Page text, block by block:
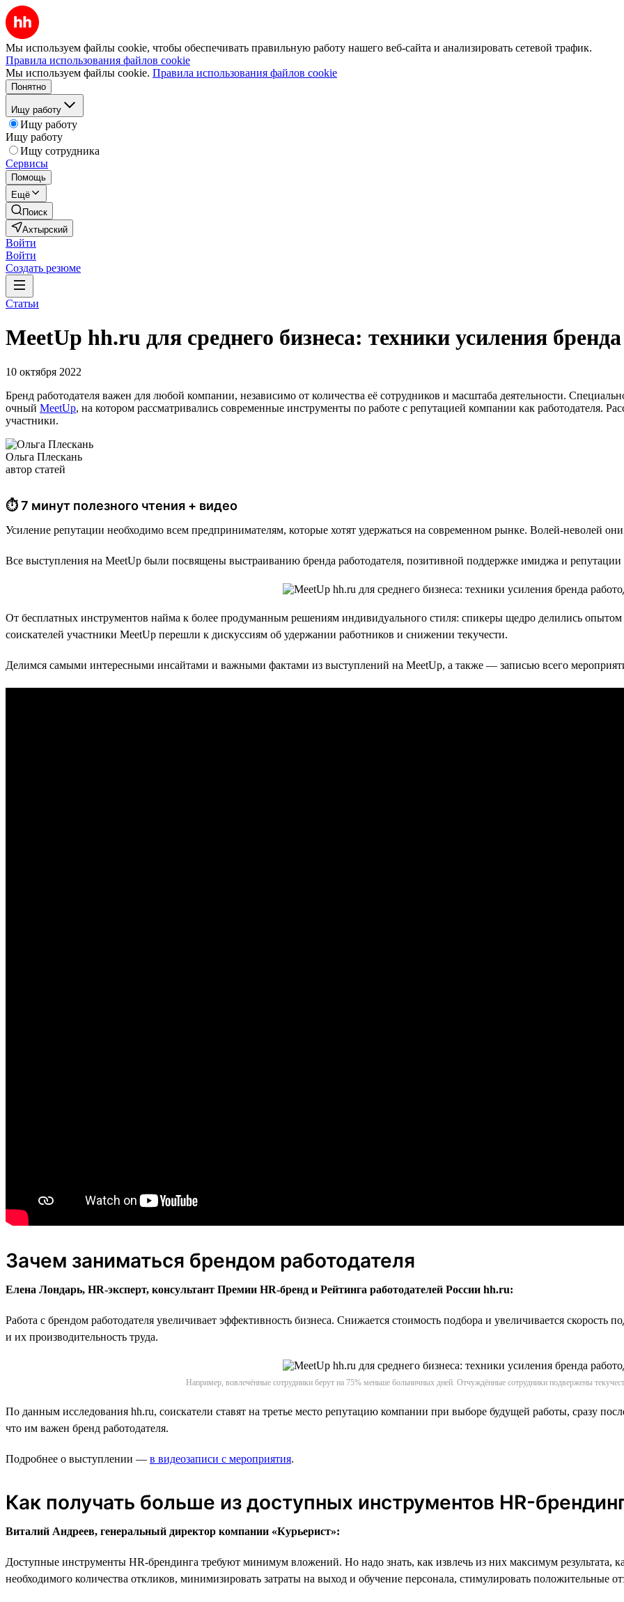
Мы используем файлы cookie, чтобы обеспечивать правильную работу нашего веб-сайта и анализировать сетевой трафик.
Правила использования файлов cookie
Мы используем файлы cookie. Правила использования файлов cookie
Понятно
Ищу работу
Ищу работу
Ищу работу
Ищу сотрудника
Сервисы
Помощь
Ещё
Поиск
Ахтырский
Войти
Войти
Создать резюме
Статьи
MeetUp hh.ru для среднего бизнеса: техники усиления
10 октября 2022
Бренд работодателя важен для любой компании, независимо от количества её сотрудников и масштаба деятельности.
очный MeetUp, на котором рассматривались современные инструменты по работе с репутацией компании как работодателя.
участники.
Ольга Плескань
автор статей
⏱ 7 минут полезного чтения + видео
Усиление репутации необходимо всем предпринимателям, которые хотят удержаться на современном рынке. Волей-неволей
Все выступления на MeetUp были посвящены выстраиванию бренда работодателя, позитивной поддержке имиджа и
От бесплатных инструментов найма к более продуманным решениям индивидуального стиля: спикеры щедро делились
соискателей участники MeetUp перешли к дискуссиям об удержании работников и снижении текучести.
Делимся самыми интересными инсайтами и важными фактами из выступлений на MeetUp, а также — записью всего
Зачем заниматься брендом работодателя
Елена Лондарь, HR-эксперт, консультант Премии HR-бренд и Рейтинга работодателей России hh.ru:
Работа с брендом работодателя увеличивает эффективность бизнеса. Снижается стоимость подбора и увеличивается скорость
и их производительность труда.
Например, вовлечённые сотрудники берут на 75% меньше больничных дней. Отчуждённые сотрудники подвержены
По данным исследования hh.ru, соискатели ставят на третье место репутацию компании при выборе будущей работы, сразу
что им важен бренд работодателя.
Подробнее о выступлении — в видеозаписи с мероприятия.
Как получать больше из доступных инструментов HR-
Виталий Андреев, генеральный директор компании «Курьерист»:
Доступные инструменты HR-брендинга требуют минимум вложений. Но надо знать, как извлечь из них максимум результата,
необходимого количества откликов, минимизировать затраты на выход и обучение персонала, стимулировать положительные